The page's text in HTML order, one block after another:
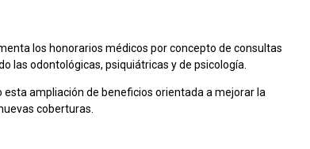
los honorarios médicos por concepto de consultas
las odontológicas, psiquiátricas y de psicología.
esta ampliación de beneficios orientada a mejorar la
coberturas.